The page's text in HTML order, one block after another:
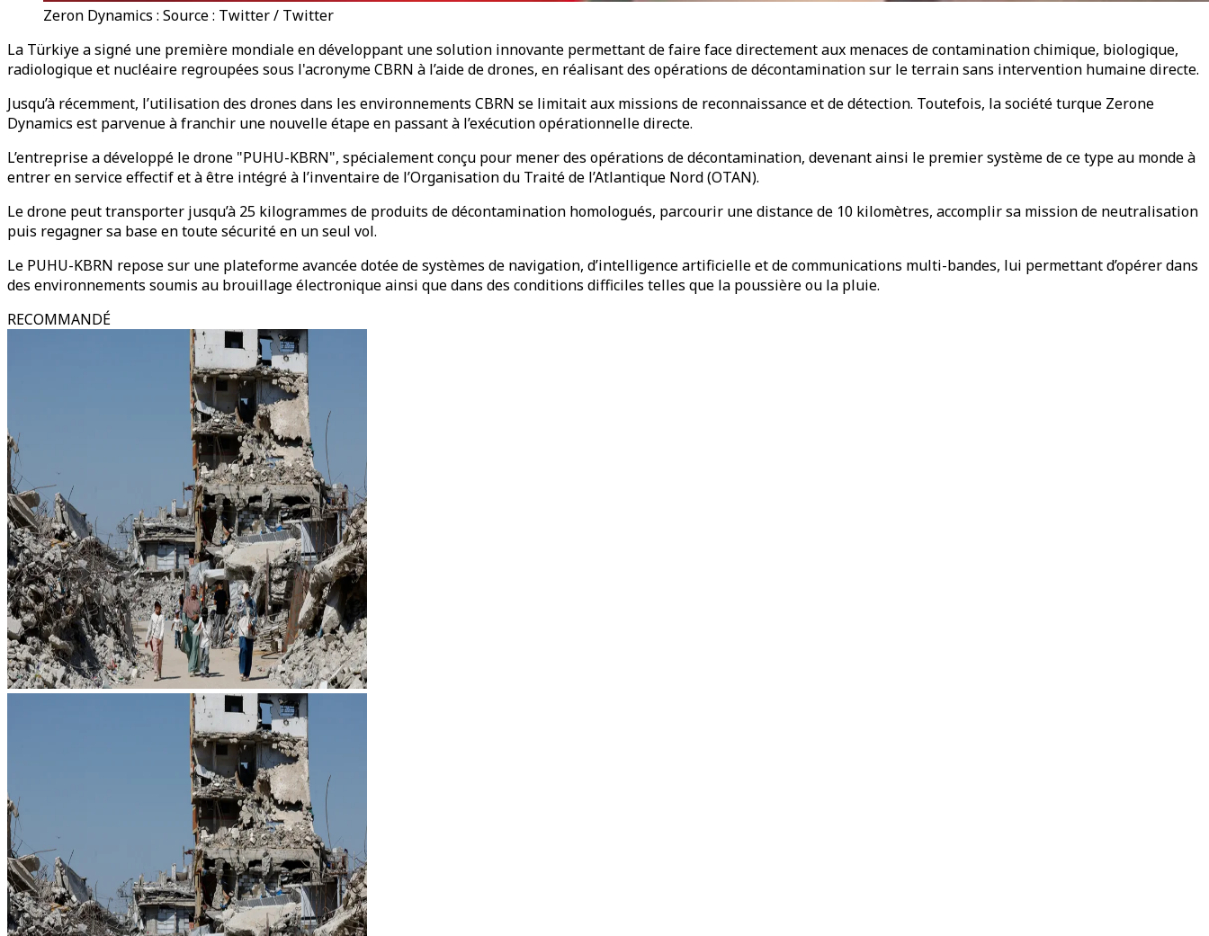
Zeron Dynamics : Source : Twitter / Twitter
La Türkiye a signé une première mondiale en développant une solution innovante permettant de faire face directement aux menaces de contamination chimique, biologique,
radiologique et nucléaire regroupées sous l'acronyme CBRN à l’aide de drones, en réalisant des opérations de décontamination sur le terrain sans intervention humaine directe.
Jusqu’à récemment, l’utilisation des drones dans les environnements CBRN se limitait aux missions de reconnaissance et de détection. Toutefois, la société turque Zerone
Dynamics est parvenue à franchir une nouvelle étape en passant à l’exécution opérationnelle directe.
L’entreprise a développé le drone "PUHU-KBRN", spécialement conçu pour mener des opérations de décontamination, devenant ainsi le premier système de ce type au monde à
entrer en service effectif et à être intégré à l’inventaire de l’Organisation du Traité de l’Atlantique Nord (OTAN).
Le drone peut transporter jusqu’à 25 kilogrammes de produits de décontamination homologués, parcourir une distance de 10 kilomètres, accomplir sa mission de neutralisation
puis regagner sa base en toute sécurité en un seul vol.
Le PUHU-KBRN repose sur une plateforme avancée dotée de systèmes de navigation, d’intelligence artificielle et de communications multi-bandes, lui permettant d’opérer dans
des environnements soumis au brouillage électronique ainsi que dans des conditions difficiles telles que la poussière ou la pluie.
RECOMMANDÉ